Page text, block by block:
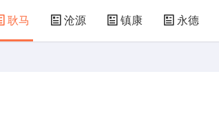
耿马 沧源 镇康 永德